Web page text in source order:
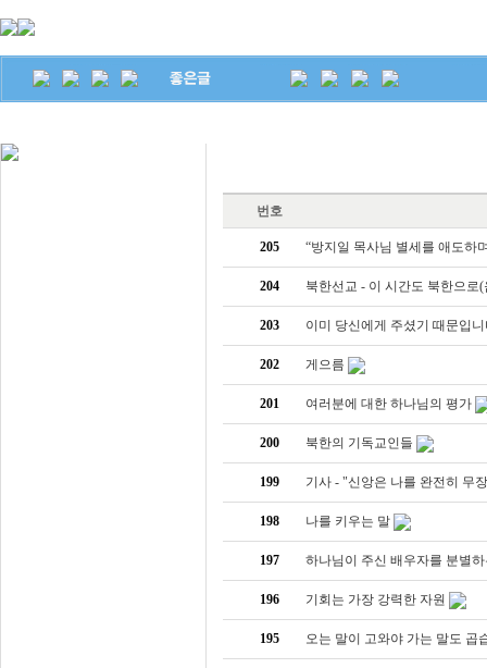
번호
205 “방지일 목사님 별세를 애도하
204 북한선교 - 이 시간도 북한으로(
203 이미 당신에게 주셨기 때문입니
202 게으름
201 여러분에 대한 하나님의 평가
200 북한의 기독교인들
199 기사 - "신앙은 나를 완전히 무
198 나를 키우는 말
197 하나님이 주신 배우자를 분별하
196 기회는 가장 강력한 자원
195 오는 말이 고와야 가는 말도 곱